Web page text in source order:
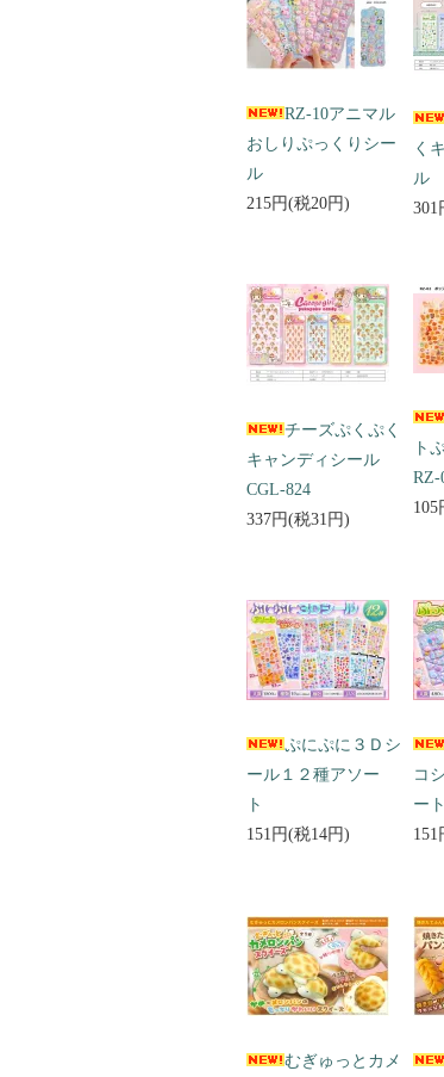
RZ-10アニマル
おしりぷっくりシー
ル
215円(税20円)
く
ル
301
チーズぷくぷく
キャンディシール
CGL-824
337円(税31円)
ト
RZ-
105
ぷにぷに３Ｄシ
ール１２種アソー
ト
151円(税14円)
コ
151
むぎゅっとカメ